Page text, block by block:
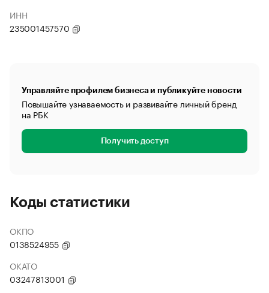
ИНН
235001457570
Управляйте профилем бизнеса и публикуйте новости
Повышайте узнаваемость и развивайте личный бренд
на РБК
Получить доступ
Коды статистики
ОКПО
0138524955
ОКАТО
03247813001